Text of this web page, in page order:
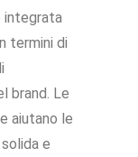
integrata
termini di
brand. Le
aiutano le
e